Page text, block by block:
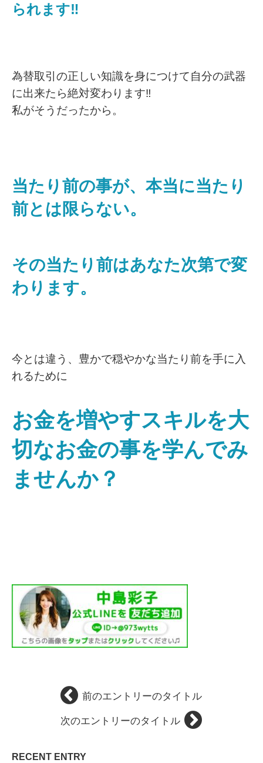
られます‼️
為替取引の正しい知識を身につけて自分の武器
に出来たら絶対変わります‼️
私がそうだったから。
当たり前の事が、本当に当たり
前とは限らない。
その当たり前はあなた次第で変
わります。
今とは違う、豊かで穏やかな当たり前を手に入
れるために
お金を増やすスキルを大
切なお金の事を学んでみ
ませんか？
前のエントリーのタイトル
次のエントリーのタイトル
RECENT ENTRY